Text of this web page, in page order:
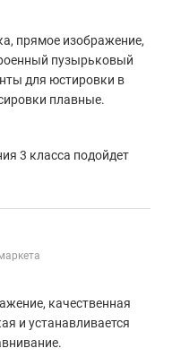
прямое изображение,
пузырьковый
для юстировки в
плавные.
3 класса подойдет
качественная
и устанавливается